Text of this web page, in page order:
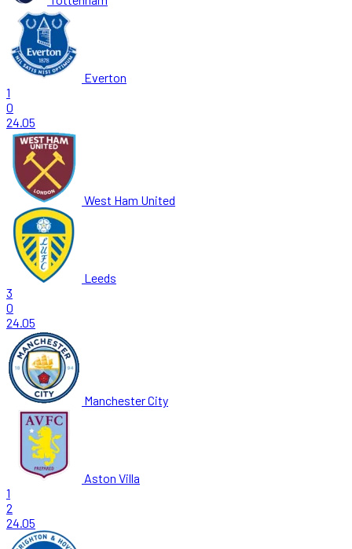
Everton
1
0
24.05
West Ham United
Leeds
3
0
24.05
Manchester City
Aston Villa
1
2
24.05